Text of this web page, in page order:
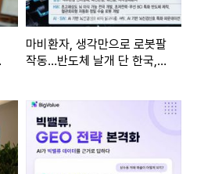
마비환자, 생각만으로 로봇팔
작동…반도체 날개 단 한국, B